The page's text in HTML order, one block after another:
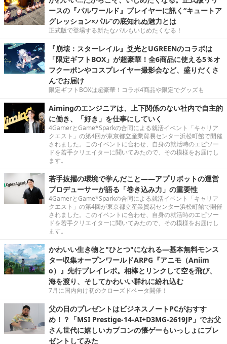
ースの『パルワールド』プレイヤーに訊く“キュートア
グレッション×パル”の底知れぬ魅力とは
正式版で登場する新たなパルもいじめたくなる！
『崩壊：スターレイル』爻光とUGREENのコラボは
「限定ギフトBOX」が超豪華！全6商品に使える5％オ
フクーポンやコスプレイヤー撮影会など、盛りだくさ
んでお届け
限定ギフトBOXは超豪華！コラボ4商品や限定でグッズも
Aimingのエンジニアは、上下関係のない社内で自主的
に働き、「好き」を仕事にしていく
4GamerとGame*Sparkの合同による就活イベント「キャリア
クエスト」の第4回が東京都立産業貿易センター浜松町館で開催
されました。このイベントに合わせ、自身の就活時のエピソー
ドを若手クリエイターに聞いてみたので、その模様をお届けし
ます。
若手抜擢の環境で学んだこと――アプリボットの運営
プロデューサーが語る「巻き込み力」の重要性
4GamerとGame*Sparkの合同による就活イベント「キャリア
クエスト」の第4回が東京都立産業貿易センター浜松町館で開催
されました。このイベントに合わせ、自身の就活時のエピソー
ドを若手クリエイターに聞いてみたので、その模様をお届けし
ます。
かわいい生き物と"ひとつ"になれる―基本無料モンス
ター収集オープンワールドARPG『アニモ（Aniim
o）』先行プレイレポ。相棒とリンクして空を飛び、
海を渡り、そしてかわいい群れに紛れ込む
7月に国内向け初のクローズドベータ開催！
父の日のプレゼントはビジネスノートPCがおすす
め！？「MSI Prestige-14-AI+D3MG-2619JP」でお父
さん世代に嬉しいカプコンの懐ゲーもいっしょにプレ
ゼントしてみた